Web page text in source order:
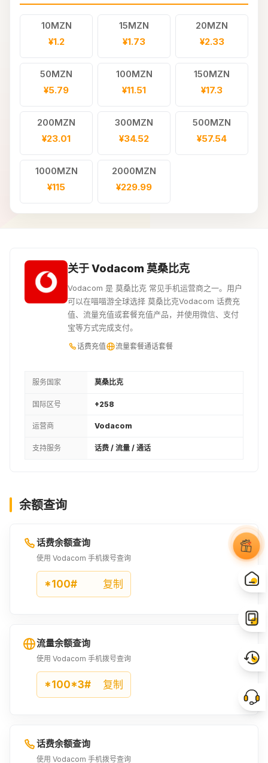
10MZN
¥1.2
15MZN
¥1.73
20MZN
¥2.33
50MZN
¥5.79
100MZN
¥11.51
150MZN
¥17.3
200MZN
¥23.01
300MZN
¥34.52
500MZN
¥57.54
1000MZN
¥115
2000MZN
¥229.99
关于 Vodacom 莫桑比克
Vodacom 是 莫桑比克 常见手机运营商之一。用户
可以在喵喵游全球选择 莫桑比克Vodacom 话费充
值、流量充值或套餐充值产品，并使用微信、支付
宝等方式完成支付。
话费充值 流量套餐通话套餐
服务国家 莫桑比克
国际区号 +258
运营商 Vodacom
支持服务 话费 / 流量 / 通话
余额查询
话费余额查询
使用 Vodacom 手机拨号查询
*100# 复制
流量余额查询
使用 Vodacom 手机拨号查询
*100*3# 复制
话费余额查询
使用 Vodacom 手机拨号查询